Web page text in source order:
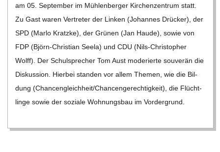
D
S
C
H
M
am 05. Sep­tem­ber im Müh­len­ber­ger Kir­chen­zen­trum statt.
Zu Gast waren Ver­tre­ter der Lin­ken (Johan­nes Drü­cker), der
SPD (Marlo Kratzke), der Grü­nen (Jan Haude), sowie von
FDP (Björn-Chris­­tian Seela) und CDU (Nils-Chris­­to­­pher
Wolff). Der Schul­spre­cher Tom Aust mode­rierte sou­ve­rän die
Dis­kus­sion. Hier­bei stan­den vor allem The­men, wie die Bil­
dung (Chancengleichheit/​​Chancengerechtigkeit), die Flücht­
linge sowie der soziale Woh­nungs­bau im Vor­der­grund.